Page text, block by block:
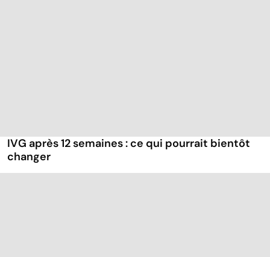
IVG après 12 semaines : ce qui pourrait bientôt
changer